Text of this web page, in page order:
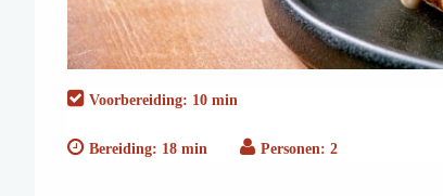
Voorbereiding: 10 min
Bereiding: 18 min Personen: 2